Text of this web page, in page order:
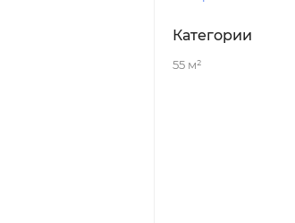
Категории
55 м²